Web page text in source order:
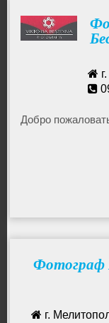
Добро
Фотограф
г.